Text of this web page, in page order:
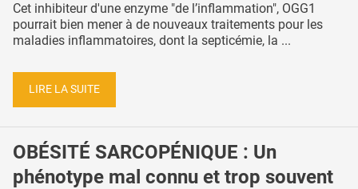
Cet inhibiteur d'une enzyme "de l’inflammation", OGG1
pourrait bien mener à de nouveaux traitements pour les
maladies inflammatoires, dont la septicémie, la ...
LIRE LA SUITE
OBÉSITÉ SARCOPÉNIQUE : Un
phénotype mal connu et trop souvent